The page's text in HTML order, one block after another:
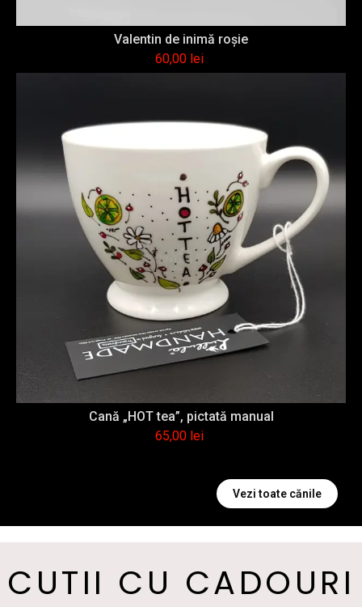
Valentin de inimă roşie
60,00 lei
Cană „HOT tea”, pictată manual
65,00 lei
Vezi toate cănile
CUTII CU CADOURI